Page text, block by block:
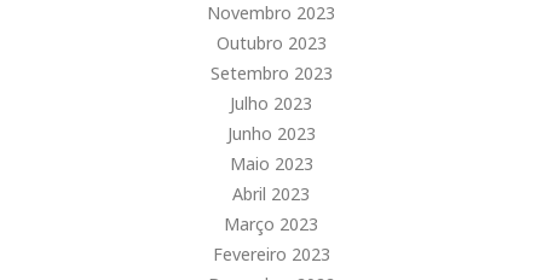
Novembro 2023
Outubro 2023
Setembro 2023
Julho 2023
Junho 2023
Maio 2023
Abril 2023
Março 2023
Fevereiro 2023